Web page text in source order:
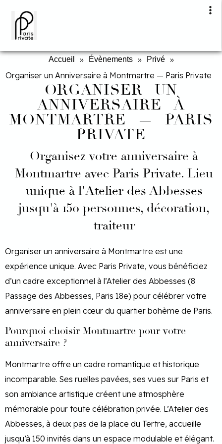
Accueil » Évènements » Privé
»
Organiser un Anniversaire à Montmartre — Paris Private
ORGANISER UN
ANNIVERSAIRE À
MONTMARTRE — PARIS
PRIVATE
Organisez votre anniversaire à
Montmartre avec Paris Private. Lieu
unique à l'Atelier des Abbesses
jusqu'à 150 personnes, décoration,
traiteur
Organiser un anniversaire à Montmartre est une
expérience unique. Avec Paris Private, vous bénéficiez
d’un cadre exceptionnel à l’Atelier des Abbesses (8
Passage des Abbesses, Paris 18e) pour célébrer votre
anniversaire en plein cœur du quartier bohème de Paris.
Pourquoi choisir Montmartre pour votre
anniversaire ?
Montmartre offre un cadre romantique et historique
incomparable. Ses ruelles pavées, ses vues sur Paris et
son ambiance artistique créent une atmosphère
mémorable pour toute célébration privée. L’Atelier des
Abbesses, à deux pas de la place du Tertre, accueille
jusqu’à 150 invités dans un espace modulable et élégant.